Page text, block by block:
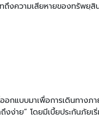
ถึงความเสียหายของทรัพยฺสิ
กแบบมาเพื่อการเดินทางภา
ง่าย” โดยมีเบี้ยประกันภัยเ